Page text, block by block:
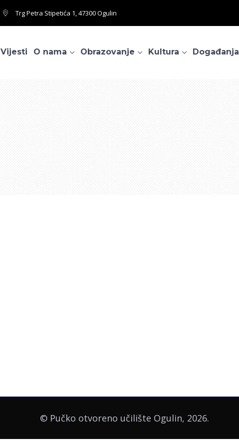
Trg Petra Stipetića 1, 47300 Ogulin
Vijesti O nama Obrazovanje Kultura Događanja
© Pučko otvoreno učilište Ogulin, 2026.